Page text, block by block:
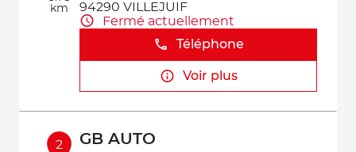
km
94290 VILLEJUIF
Fermé actuellement
Téléphone
Voir plus
2 GB AUTO